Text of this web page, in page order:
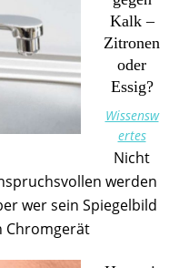
Kalk –
Zitronen
oder
Essig?
Wissensw
ertes
Nicht
werden
wer sein Spiegelbild
Chromgerät